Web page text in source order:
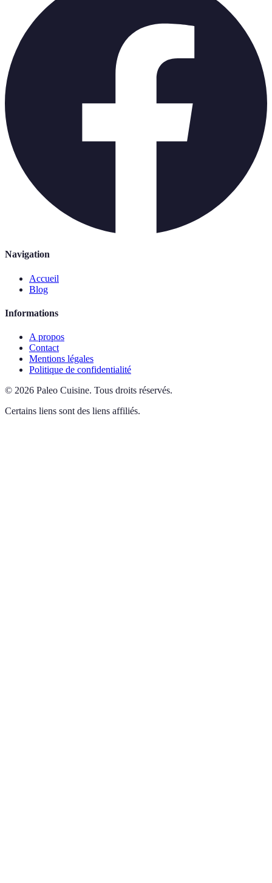
Navigation
Accueil
Blog
Informations
A propos
Contact
Mentions légales
Politique de confidentialité
© 2026 Paleo Cuisine. Tous droits réservés.
Certains liens sont des liens affiliés.